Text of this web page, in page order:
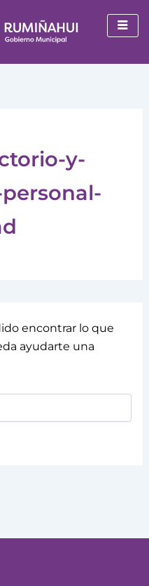
y-
encontrar lo que
ayudarte una